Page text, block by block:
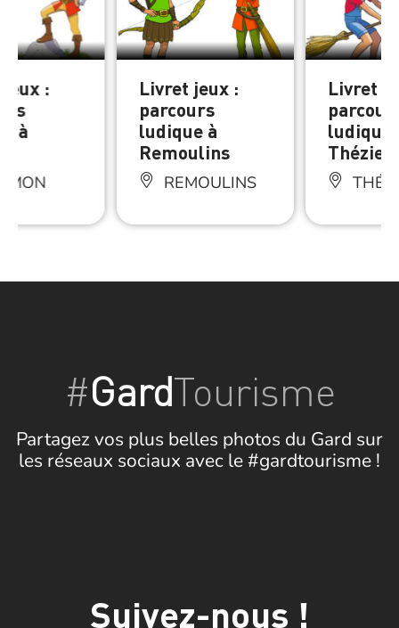
:
à
Livret jeux :
parcours
ludique à
Remoulins
REMOULINS
Livret
ludique
#GardTourisme
Partagez vos plus belles photos du Gard sur
les réseaux sociaux avec le #gardtourisme !
Suivez-nous !